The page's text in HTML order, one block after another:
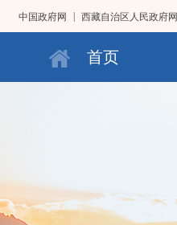
中国政府网 西藏自治区人民政府网
首页